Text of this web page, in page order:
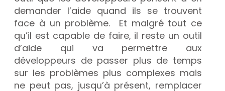
demander l’aide quand ils se trouvent
face à un problème. Et malgré tout ce
qu’il est capable de faire, il reste un outil
d’aide qui va permettre aux
développeurs de passer plus de temps
sur les problèmes plus complexes mais
ne peut pas, jusqu’à présent, remplacer